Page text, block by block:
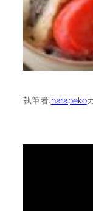
執筆者:harapeko